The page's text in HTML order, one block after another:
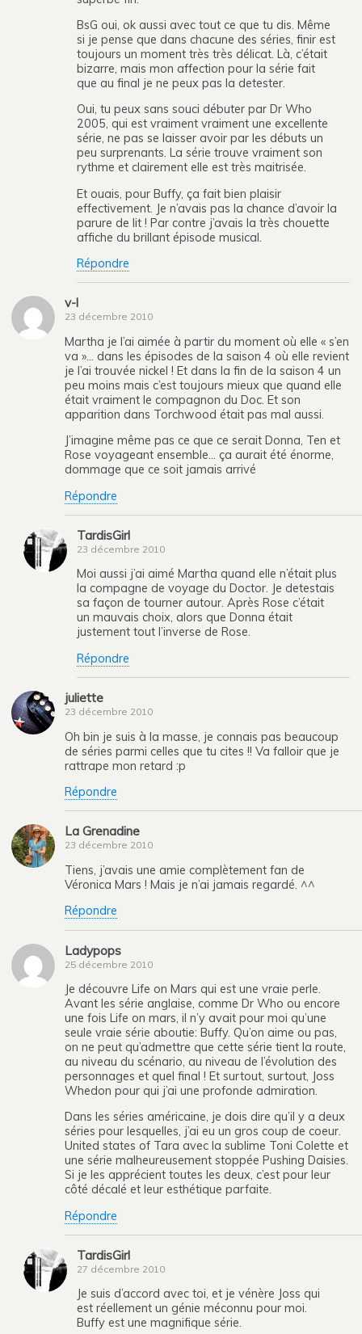
BsG oui, ok aussi avec tout ce que tu dis. Même
si je pense que dans chacune des séries, finir est
toujours un moment très très délicat. Là, c’était
bizarre, mais mon affection pour la série fait
que au final je ne peux pas la detester.
Oui, tu peux sans souci débuter par Dr Who
2005, qui est vraiment vraiment une excellente
série, ne pas se laisser avoir par les débuts un
peu surprenants. La série trouve vraiment son
rythme et clairement elle est très maitrisée.
Et ouais, pour Buffy, ça fait bien plaisir
effectivement. Je n’avais pas la chance d’avoir la
parure de lit ! Par contre j’avais la très chouette
affiche du brillant épisode musical.
Répondre
v-l
23 décembre 2010
Martha je l’ai aimée à partir du moment où elle « s’en
va »… dans les épisodes de la saison 4 où elle revient
je l’ai trouvée nickel ! Et dans la fin de la saison 4 un
peu moins mais c’est toujours mieux que quand elle
était vraiment le compagnon du Doc. Et son
apparition dans Torchwood était pas mal aussi.
J’imagine même pas ce que ce serait Donna, Ten et
Rose voyageant ensemble… ça aurait été énorme,
dommage que ce soit jamais arrivé
Répondre
TardisGirl
23 décembre 2010
Moi aussi j’ai aimé Martha quand elle n’était plus
la compagne de voyage du Doctor. Je detestais
sa façon de tourner autour. Après Rose c’était
un mauvais choix, alors que Donna était
justement tout l’inverse de Rose.
Répondre
juliette
23 décembre 2010
Oh bin je suis à la masse, je connais pas beaucoup
de séries parmi celles que tu cites !! Va falloir que je
rattrape mon retard :p
Répondre
La Grenadine
23 décembre 2010
Tiens, j’avais une amie complètement fan de
Véronica Mars ! Mais je n’ai jamais regardé. ^^
Répondre
Ladypops
25 décembre 2010
Je découvre Life on Mars qui est une vraie perle.
Avant les série anglaise, comme Dr Who ou encore
une fois Life on mars, il n’y avait pour moi qu’une
seule vraie série aboutie: Buffy. Qu’on aime ou pas,
on ne peut qu’admettre que cette série tient la route,
au niveau du scénario, au niveau de l’évolution des
personnages et quel final ! Et surtout, surtout, Joss
Whedon pour qui j’ai une profonde admiration.
Dans les séries américaine, je dois dire qu’il y a deux
séries pour lesquelles, j’ai eu un gros coup de coeur.
United states of Tara avec la sublime Toni Colette et
une série malheureusement stoppée Pushing Daisies.
Si je les apprécient toutes les deux, c’est pour leur
côté décalé et leur esthétique parfaite.
Répondre
TardisGirl
27 décembre 2010
Je suis d’accord avec toi, et je vénère Joss qui
est réellement un génie méconnu pour moi.
Buffy est une magnifique série.